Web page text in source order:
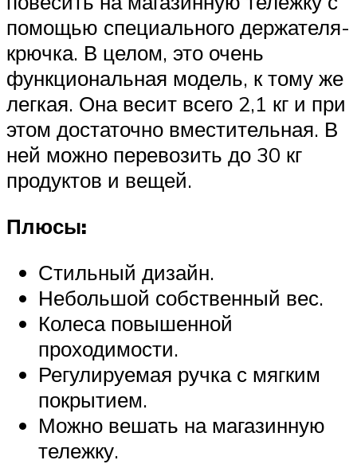
помощью специального держателя-
крючка. В целом, это очень
функциональная модель, к тому же
легкая. Она весит всего 2,1 кг и при
этом достаточно вместительная. В
ней можно перевозить до 30 кг
продуктов и вещей.
Плюсы:
Стильный дизайн.
Небольшой собственный вес.
Колеса повышенной
проходимости.
Регулируемая ручка с мягким
покрытием.
Можно вешать на магазинную
тележку.